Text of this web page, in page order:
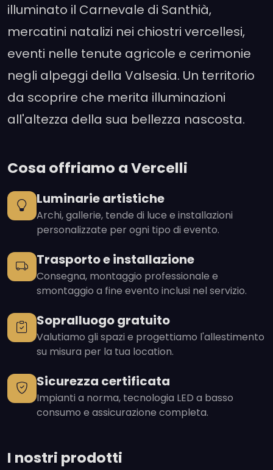
illuminato il Carnevale di Santhià,
mercatini natalizi nei chiostri vercellesi,
eventi nelle tenute agricole e cerimonie
negli alpeggi della Valsesia. Un territorio
da scoprire che merita illuminazioni
all'altezza della sua bellezza nascosta.
Cosa offriamo a Vercelli
Luminarie artistiche
Archi, gallerie, tende di luce e installazioni
personalizzate per ogni tipo di evento.
Trasporto e installazione
Consegna, montaggio professionale e
smontaggio a fine evento inclusi nel servizio.
Sopralluogo gratuito
Valutiamo gli spazi e progettiamo l'allestimento
su misura per la tua location.
Sicurezza certificata
Impianti a norma, tecnologia LED a basso
consumo e assicurazione completa.
I nostri prodotti